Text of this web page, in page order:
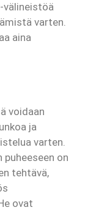
välineistöä
varten.
aina
voidaan
ja
varten.
puheeseen on
tehtävä,
ovat